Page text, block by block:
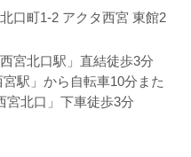
口町1-2 アクタ西宮 東館2
宮北口駅」直結徒歩3分
駅」から自転車10分また
宮北口」下車徒歩3分